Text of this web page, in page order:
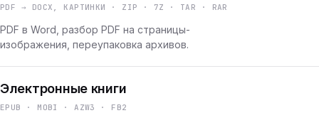
PDF → DOCX, КАРТИНКИ · ZIP · 7Z · TAR · RAR
PDF в Word, разбор PDF на страницы-
изображения, переупаковка архивов.
Электронные книги
EPUB · MOBI · AZW3 · FB2